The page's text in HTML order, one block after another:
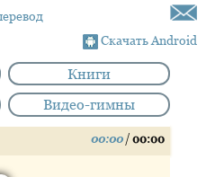
Скачать Android
Книги
Видео-гимны
00:00 / 00:00